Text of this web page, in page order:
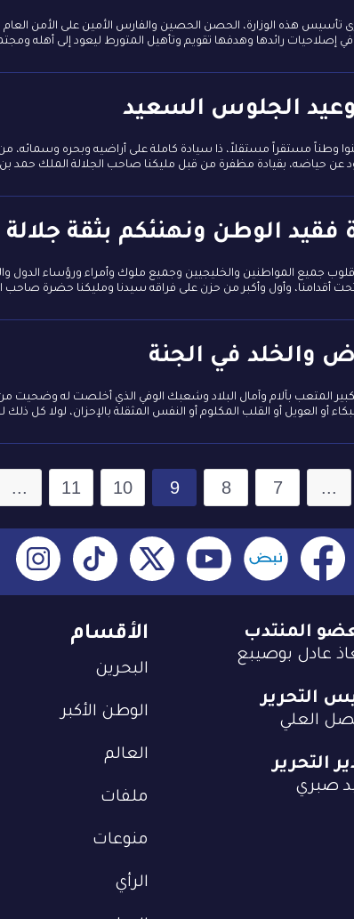
تأسيس هذه الوزارة، الحصن الحصين والفارس الأمين على الأمن
في إصلاحيات رائدها وهدفها تقويم وتأهيل المتورط ليعود إلى أهله
وعيد الجلوس السعيد
وطناً مستقراً مستقلاً، ذا سيادة كاملة على أراضيه وبحره
عن حياضه، بقيادة مظفرة من قبل مليكنا صاحب الجلالة الملك حمد
فقيد الوطن ونهنئكم بثقة
جميع المواطنين والخليجيين وجميع ملوك وأمراء ورؤساء الدول
أقدامنا، وأول وأكبر من حزن على فراقه سيدنا ومليكنا حضرة
والخلد في الجنة
المتعب بآلام وآمال البلاد وشعبك الوفي الذي أخلصت له وضحيت من
أو العويل أو القلب المكلوم أو النفس المثقلة بالإحزان، لولا كل
...
7
8
9
10
11
...
الأقسام
البحرين
الوطن الأكبر
العالم
ملفات
منوعات
الرأي
المنتدب
عادل بوصيبع
التحرير
العلي
التحرير
صبري